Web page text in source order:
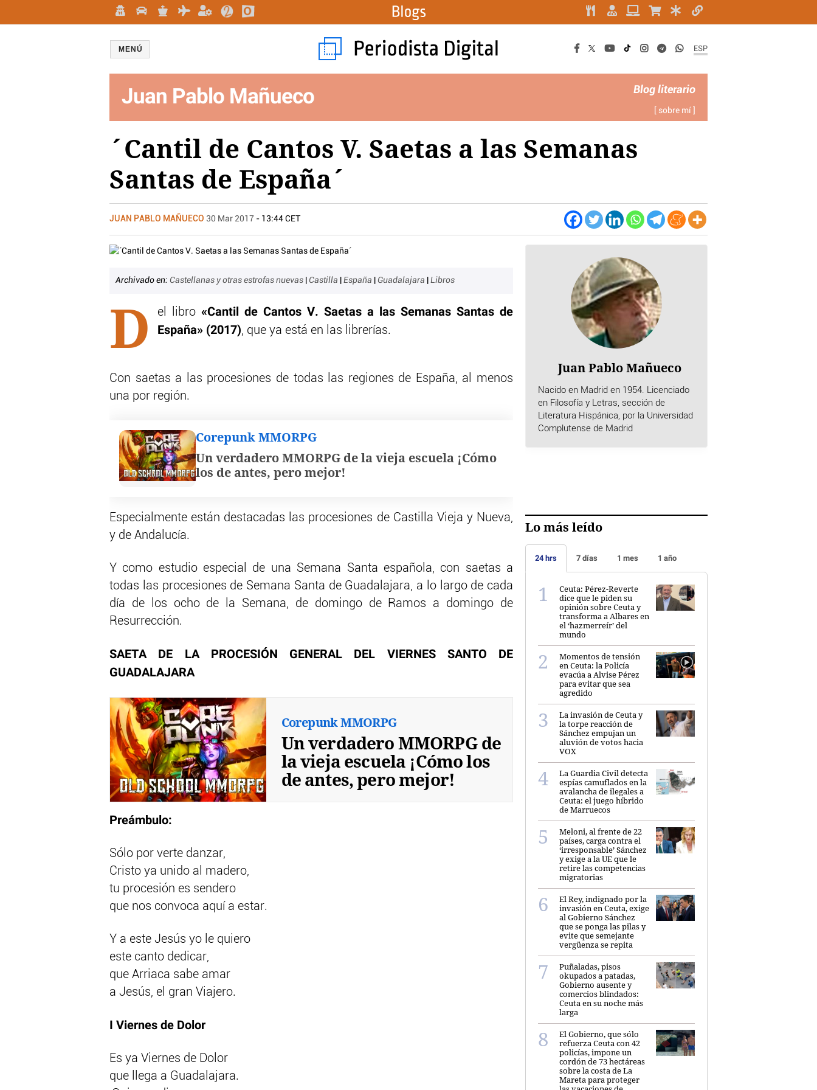
ESP
MENÚ
Juan Pablo Mañueco Blog literario
[ sobre mí ]
´Cantil de Cantos V. Saetas a las Semanas
Santas de España´
JUAN PABLO MAÑUECO 30 Mar 2017 - 13:44 CET
Archivado en: Castellanas y otras estrofas nuevas Castilla España Guadalajara Libros
D el libro «Cantil de Cantos V. Saetas a las Semanas Santas de
España» (2017), que ya está en las librerías.
Con saetas a las procesiones de todas las regiones de España, al menos
una por región.
Corepunk MMORPG
Un verdadero MMORPG de la vieja escuela ¡Cómo
los de antes, pero mejor!
Especialmente están destacadas las procesiones de Castilla Vieja y Nueva,
y de Andalucía.
Y como estudio especial de una Semana Santa española, con saetas a
todas las procesiones de Semana Santa de Guadalajara, a lo largo de cada
día de los ocho de la Semana, de domingo de Ramos a domingo de
Resurrección.
SAETA DE LA PROCESIÓN GENERAL DEL VIERNES SANTO DE
GUADALAJARA
Corepunk MMORPG
Un verdadero MMORPG de
la vieja escuela ¡Cómo los
de antes, pero mejor!
Preámbulo:
Sólo por verte danzar,
Cristo ya unido al madero,
tu procesión es sendero
que nos convoca aquí a estar.
Y a este Jesús yo le quiero
este canto dedicar,
que Arriaca sabe amar
a Jesús, el gran Viajero.
I Viernes de Dolor
Es ya Viernes de Dolor
que llega a Guadalajara.
Juan Pablo Mañueco
Nacido en Madrid en 1954. Licenciado
en Filosofía y Letras, sección de
Literatura Hispánica, por la Universidad
Complutense de Madrid
Lo más leído
24 hrs 7 días 1 mes 1 año
Ceuta: Pérez-Reverte
dice que le piden su
opinión sobre Ceuta y
transforma a Albares en
el ‘hazmerreír’ del
mundo
Momentos de tensión
en Ceuta: la Policía
evacúa a Alvise Pérez
para evitar que sea
agredido
La invasión de Ceuta y
la torpe reacción de
Sánchez empujan un
aluvión de votos hacia
VOX
La Guardia Civil detecta
espías camuflados en la
avalancha de ilegales a
Ceuta: el juego híbrido
de Marruecos
Meloni, al frente de 22
países, carga contra el
‘irresponsable’ Sánchez
y exige a la UE que le
retire las competencias
migratorias
El Rey, indignado por la
invasión en Ceuta, exige
al Gobierno Sánchez
que se ponga las pilas y
evite que semejante
vergüenza se repita
Puñaladas, pisos
okupados a patadas,
Gobierno ausente y
comercios blindados:
Ceuta en su noche más
larga
El Gobierno, que sólo
refuerza Ceuta con 42
policías, impone un
cordón de 73 hectáreas
sobre la costa de La
Mareta para proteger